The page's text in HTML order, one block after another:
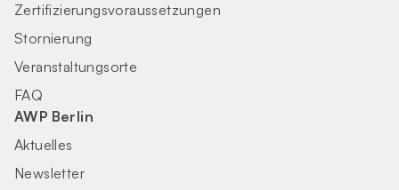
Zertifizierungs­voraus­setzungen
Stornierung
Veranstaltungsorte
FAQ
AWP Berlin
Aktuelles
Newsletter